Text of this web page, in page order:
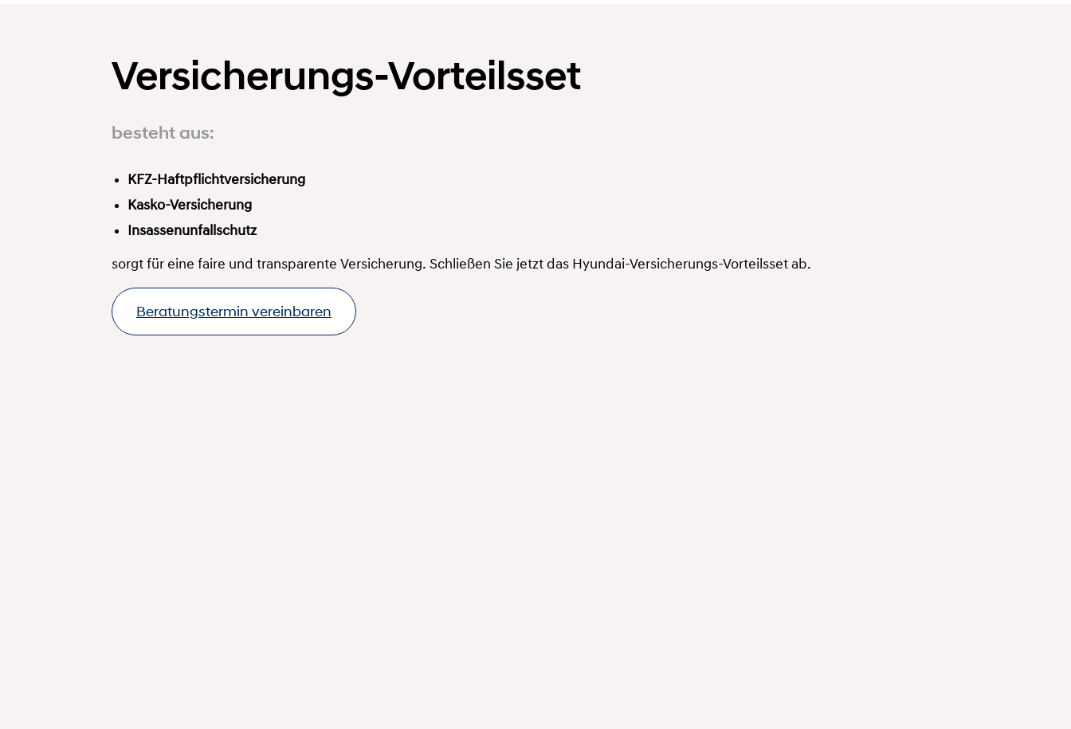
Versicherungs-Vorteilsset
besteht aus:
KFZ-Haftpflichtversicherung
Kasko-Versicherung
Insassenunfallschutz
sorgt für eine faire und transparente Versicherung. Schließen Sie jetzt das Hyundai-Versicherungs-Vorteilsset ab.
Beratungstermin vereinbaren